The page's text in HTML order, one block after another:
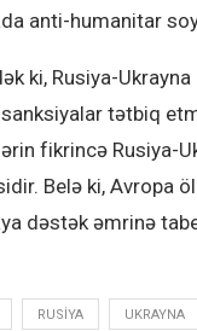
anti-humanitar
ki, Rusiya-
tətbiq
fikrincə Rusiya-
Belə ki, Avropa
dəstək əmrinə
RUSIYA UKRAYNA